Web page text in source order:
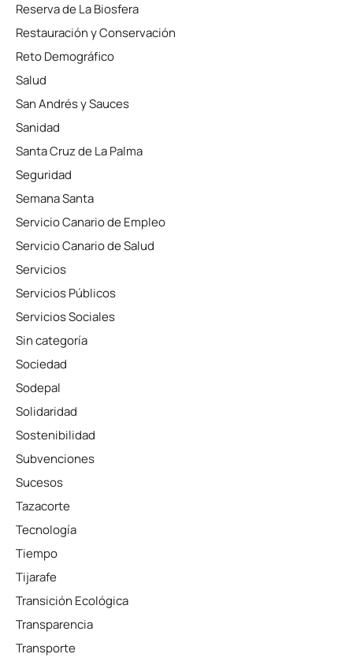
Reserva de La Biosfera
Restauración y Conservación
Reto Demográfico
Salud
San Andrés y Sauces
Sanidad
Santa Cruz de La Palma
Seguridad
Semana Santa
Servicio Canario de Empleo
Servicio Canario de Salud
Servicios
Servicios Públicos
Servicios Sociales
Sin categoría
Sociedad
Sodepal
Solidaridad
Sostenibilidad
Subvenciones
Sucesos
Tazacorte
Tecnología
Tiempo
Tijarafe
Transición Ecológica
Transparencia
Transporte